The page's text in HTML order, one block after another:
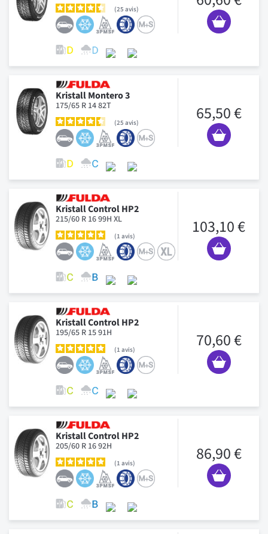
25 avis
Kristall Montero 3
175/65 R 14 82T
25 avis 65,50 €
Kristall Control HP2
215/60 R 16 99H XL
1 avis 103,10 €
Kristall Control HP2
195/65 R 15 91H
1 avis 70,60 €
Kristall Control HP2
205/60 R 16 92H
1 avis 86,90 €